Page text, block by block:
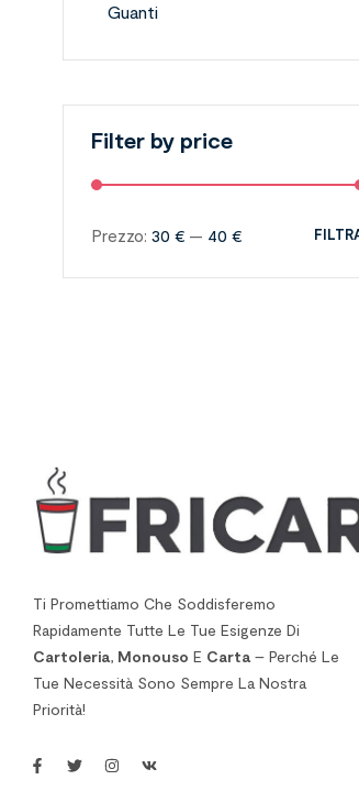
Guanti
Filter by price
Prezzo: 30 € — 40 €
Ti Promettiamo Che Soddisferemo
Rapidamente Tutte Le Tue Esigenze Di
Cartoleria, Monouso E Carta – Perché Le
Tue Necessità Sono Sempre La Nostra
Priorità!